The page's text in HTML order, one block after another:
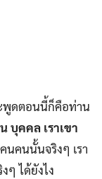
พูดตอนนี้ก็คือท่าน
บุคคล เราเขา
นคนนั้นจริงๆ เรา
ๆ ได้ยังไง